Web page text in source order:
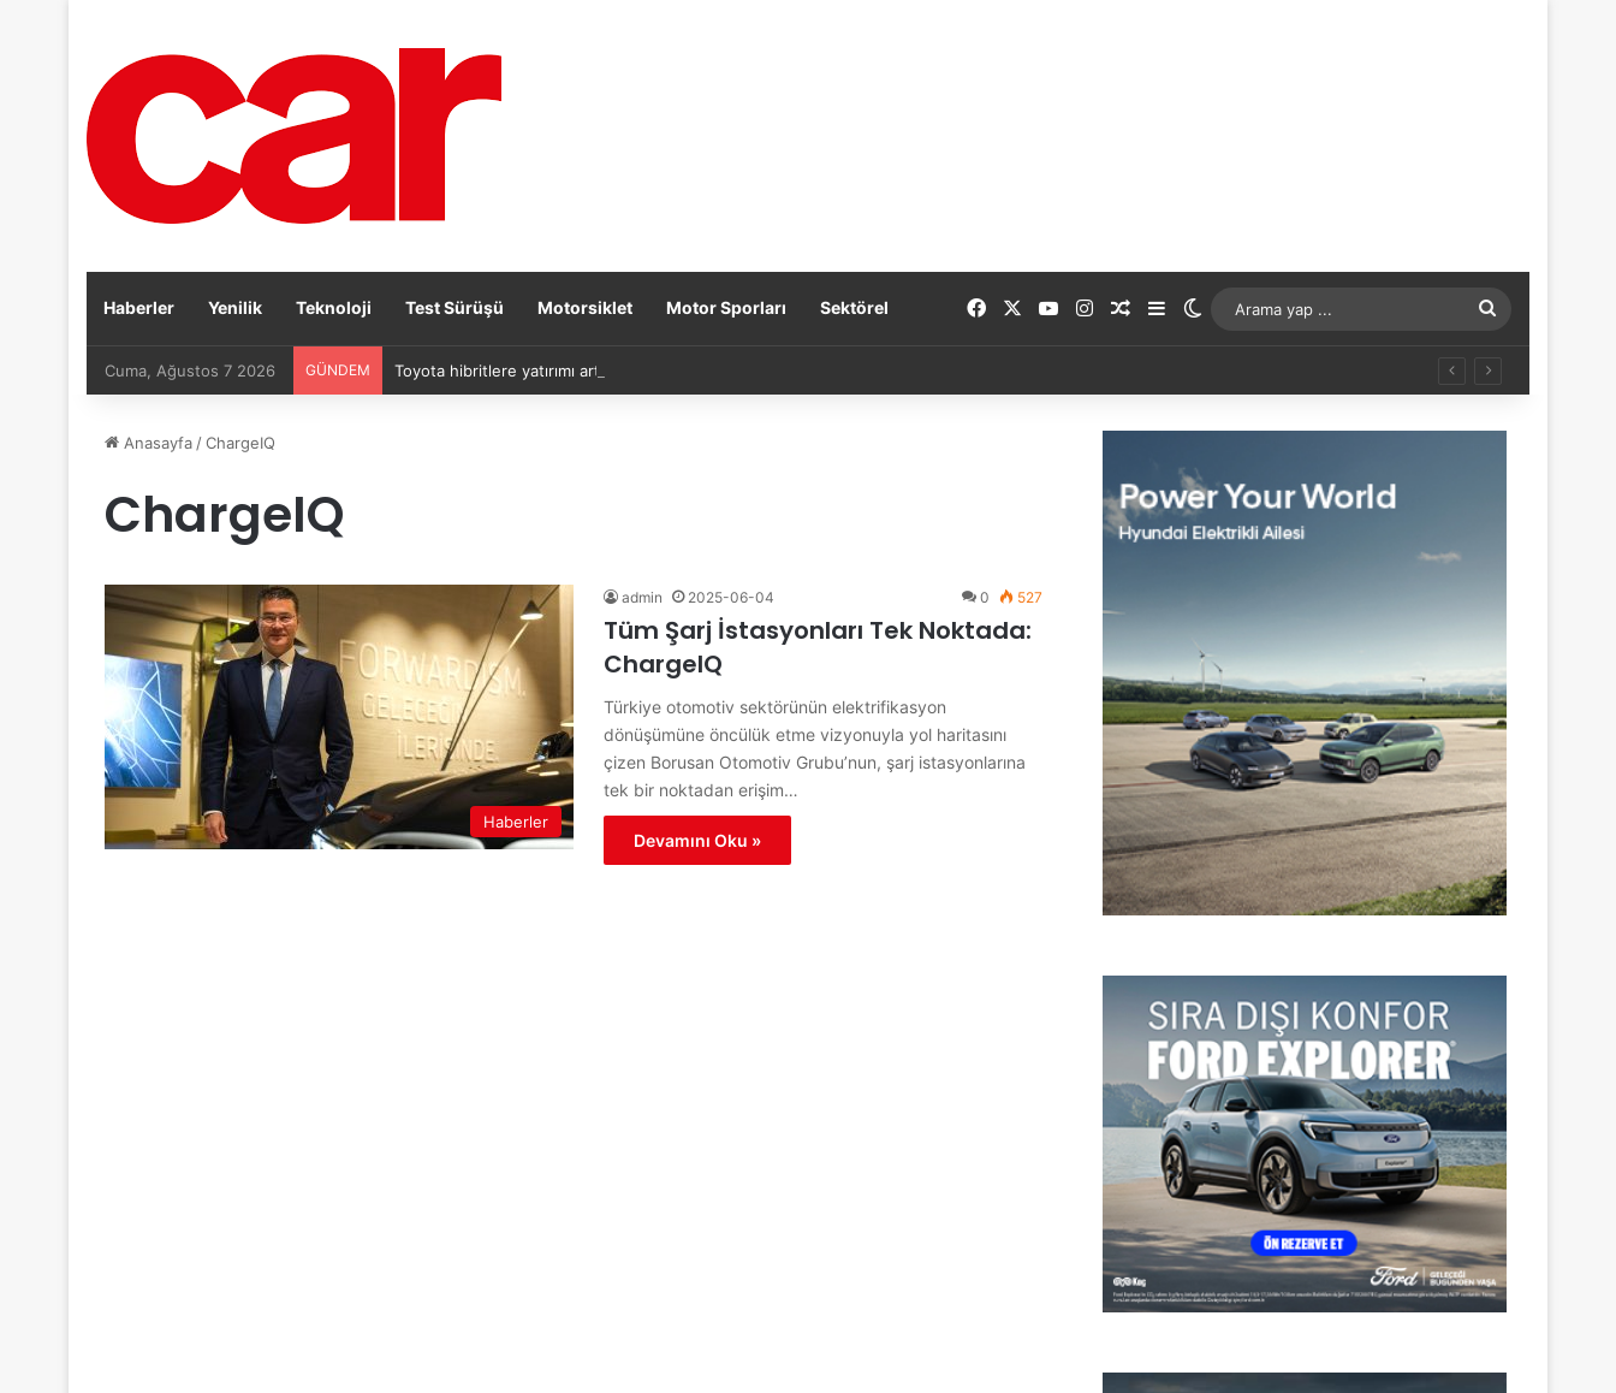
Haberler Yenilik Teknoloji Test Sürüşü Motorsiklet Motor Sporları Sektörel Facebook YouTubeInstagramRastgele Makale
Kenar Bölmesi
Dış görünümü değiştir
...
Cuma, Ağustos 7 2026 GÜNDEM Toyota hibritlere yatırımı artırıyor: Yeni nesil bataryalar 2027’de geliyor
Anasayfa /ChargeIQ
ChargeIQ
Haberler
admin 2025-06-04 0 527
Tüm Şarj İstasyonları Tek Noktada:
ChargeIQ
Türkiye otomotiv sektörünün elektrifikasyon
dönüşümüne öncülük etme vizyonuyla yol haritasını
çizen Borusan Otomotiv Grubu’nun, şarj istasyonlarına
tek bir noktadan erişim…
Devamını Oku »